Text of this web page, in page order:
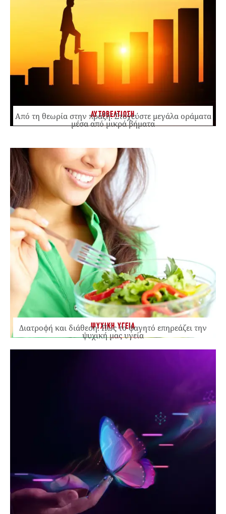
ΑΥΤΟΒΕΛΤΙΩΣΗ
Από τη θεωρία στην πράξη: Στοχεύστε μεγάλα οράματα
μέσα από μικρά βήματα
ΨΥΧΙΚΗ ΥΓΕΙΑ
Διατροφή και διάθεση: Πώς το φαγητό επηρεάζει την
ψυχική μας υγεία